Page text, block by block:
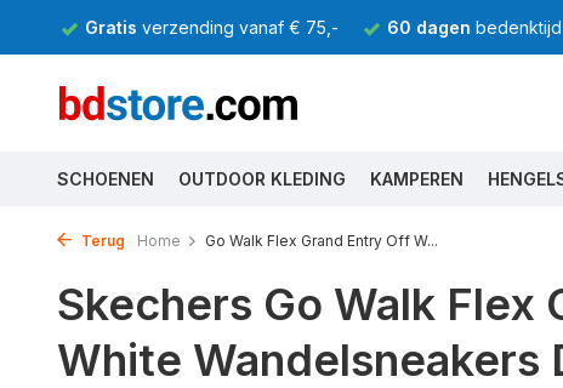
Gratis verzending vanaf € 75,- 60 dagen bedenktijd
SCHOENEN OUTDOOR KLEDING KAMPEREN
Terug Home Go Walk Flex Grand Entry Off W...
Skechers Go Walk Flex
White Wandelsneakers